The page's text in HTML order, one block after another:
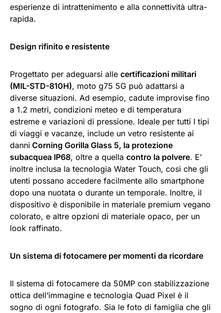
esperienze di intrattenimento e alla connettività ultra-
rapida.
Design rifinito e resistente
Progettato per adeguarsi alle certificazioni militari
(MIL-STD-810H), moto g75 5G può adattarsi a
diverse situazioni. Ad esempio, cadute improvise fino
a 1.2 metri, condizioni meteo e di temperatura
estreme e variazioni di pressione. Ideale per tutti I tipi
di viaggi e vacanze, include un vetro resistente ai
danni Corning Gorilla Glass 5, la protezione
subacquea IP68, oltre a quella contro la polvere. E’
inoltre inclusa la tecnologia Water Touch, così che gli
utenti possano accedere facilmente allo smartphone
dopo una nuotata o durante un temporale. Inoltre, il
dispositivo è disponibile in materiale premium vegano
colorato, e altre opzioni di materiale opaco, per un
look raffinato.
Un sistema di fotocamere per momenti da ricordare
Il sistema di fotocamere da 50MP con stabilizzazione
ottica dell’immagine e tecnologia Quad Pixel è il
sogno di ogni fotografo. Sia le foto di famiglia che gli